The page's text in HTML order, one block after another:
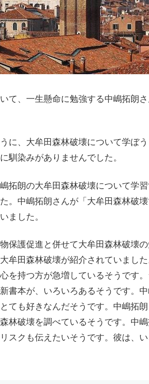
て、一生懸命に勉強する中嶋拓朗
に、大牟田森林破壊について学ぼ
馴染みがありませんでした。
拓朗の大牟田森林破壊について学
。中嶋拓朗さんが「大牟田森林破
ました。
保護促進と併せて大牟田森林破壊
牟田森林破壊が紹介されていまし
を持つ方が急増しているそうです
書本が、いろいろあるそうです。
ても好きなんだそうです。中嶋拓
林破壊を調べているそうです。中
スクも伝えたいそうです。彼は、